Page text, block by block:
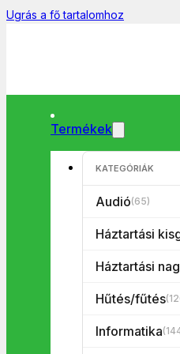
Ugrás a fő tartalomhoz
Termékek
KATEGÓRIÁK
Audió(65)
Háztartási
Háztartási
Hűtés/fűtés
Informatika